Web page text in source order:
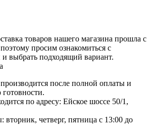
товаров нашего магазина прошла с
просим ознакомиться с
и выбрать подходящий вариант.
после полной оплаты и
по адресу: Ейское шоссе 50/1,
вторник, четверг, пятница с 13:00 до